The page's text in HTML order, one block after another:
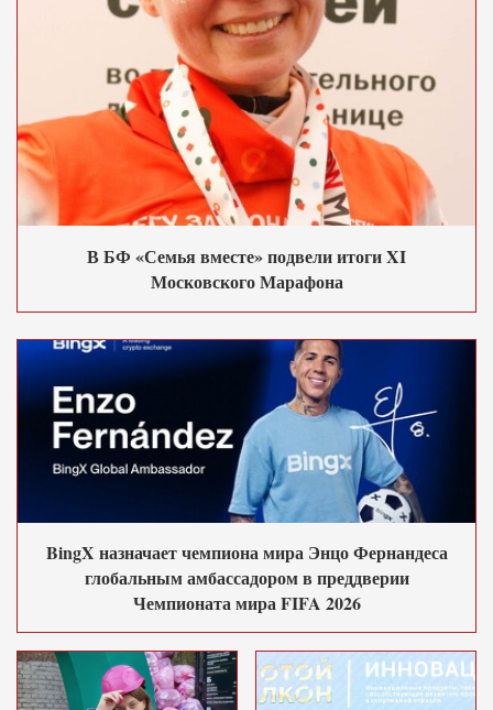
В БФ «Семья вместе» подвели итоги XI
Московского Марафона
BingX назначает чемпиона мира Энцо Фернандеса
глобальным амбассадором в преддверии
Чемпионата мира FIFA 2026